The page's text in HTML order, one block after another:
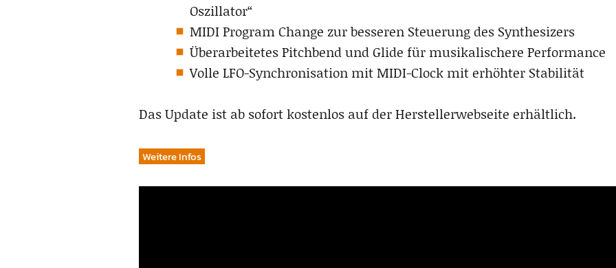
Oszillator“
MIDI Program Change zur besseren Steuerung des Synthesizers
Überarbeitetes Pitchbend und Glide für musikalischere Performance
Volle LFO-Synchronisation mit MIDI-Clock mit erhöhter Stabilität
Das Update ist ab sofort kostenlos auf der Herstellerwebseite erhältlich.
Weitere Infos